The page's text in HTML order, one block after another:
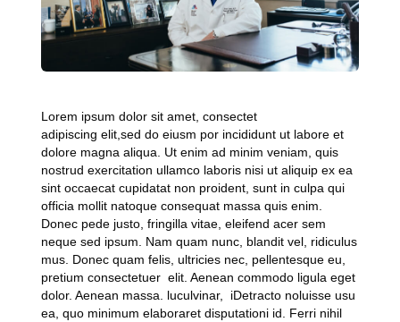
Lorem ipsum dolor sit amet, consectet
adipiscing elit,sed do eiusm por incididunt ut labore et
dolore magna aliqua. Ut enim ad minim veniam, quis
nostrud exercitation ullamco laboris nisi ut aliquip ex ea
sint occaecat cupidatat non proident, sunt in culpa qui
officia mollit natoque consequat massa quis enim.
Donec pede justo, fringilla vitae, eleifend acer sem
neque sed ipsum. Nam quam nunc, blandit vel, ridiculus
mus. Donec quam felis, ultricies nec, pellentesque eu,
pretium consectetuer elit. Aenean commodo ligula eget
dolor. Aenean massa. luculvinar, iDetracto noluisse usu
ea, quo minimum elaboraret disputationi id. Ferri nihil